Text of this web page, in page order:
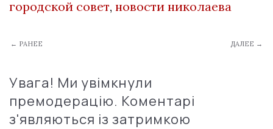
городской совет, новости николаева
← РАНЕЕ ДАЛЕЕ →
Увага! Ми увімкнули
премодерацію. Коментарі
з'являються із затримкою